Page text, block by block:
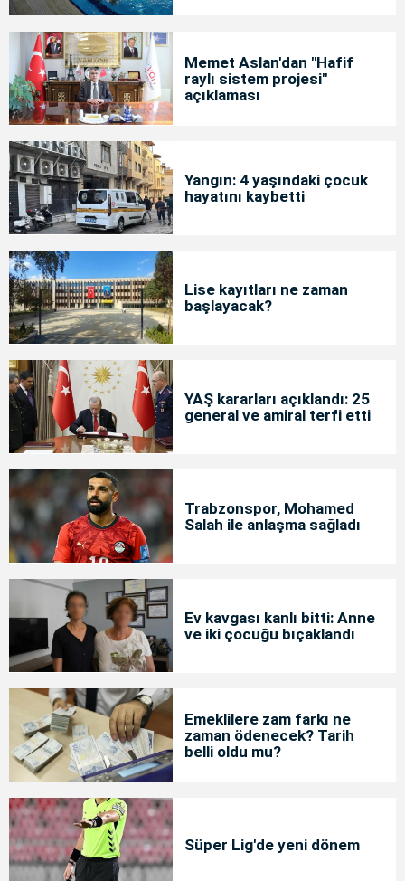
Memet Aslan'dan "Hafif
raylı sistem projesi"
açıklaması
Yangın: 4 yaşındaki çocuk
hayatını kaybetti
Lise kayıtları ne zaman
başlayacak?
YAŞ kararları açıklandı: 25
general ve amiral terfi etti
Trabzonspor, Mohamed
Salah ile anlaşma sağladı
Ev kavgası kanlı bitti: Anne
ve iki çocuğu bıçaklandı
Emeklilere zam farkı ne
zaman ödenecek? Tarih
belli oldu mu?
Süper Lig'de yeni dönem